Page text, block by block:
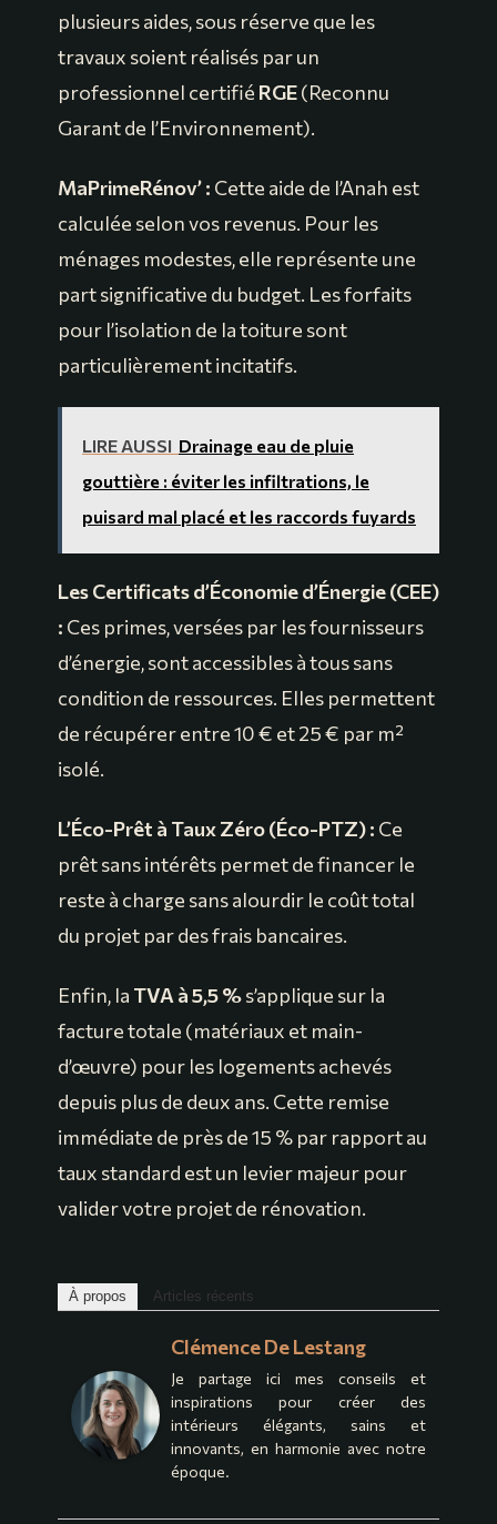
plusieurs aides, sous réserve que les
travaux soient réalisés par un
professionnel certifié RGE(Reconnu
Garant de l’Environnement).
MaPrimeRénov’ : Cette aide de l’Anah est
calculée selon vos revenus. Pour les
ménages modestes, elle représente une
part significative du budget. Les forfaits
pour l’isolation de la toiture sont
particulièrement incitatifs.
LIRE AUSSI Drainage eau de pluie
gouttière : éviter les infiltrations, le
puisard mal placé et les raccords fuyards
Les Certificats d’Économie d’Énergie (CEE)
: Ces primes, versées par les fournisseurs
d’énergie, sont accessibles à tous sans
condition de ressources. Elles permettent
de récupérer entre 10 € et 25 € par m²
isolé.
L’Éco-Prêt à Taux Zéro (Éco-PTZ) : Ce
prêt sans intérêts permet de financer le
reste à charge sans alourdir le coût total
du projet par des frais bancaires.
Enfin, la TVA à 5,5 %s’applique sur la
facture totale (matériaux et main-
d’œuvre) pour les logements achevés
depuis plus de deux ans. Cette remise
immédiate de près de 15 % par rapport au
taux standard est un levier majeur pour
valider votre projet de rénovation.
À propos Articles récents
Clémence De Lestang
Je partage ici mes conseils et
inspirations pour créer des
intérieurs élégants, sains et
innovants, en harmonie avec notre
époque.